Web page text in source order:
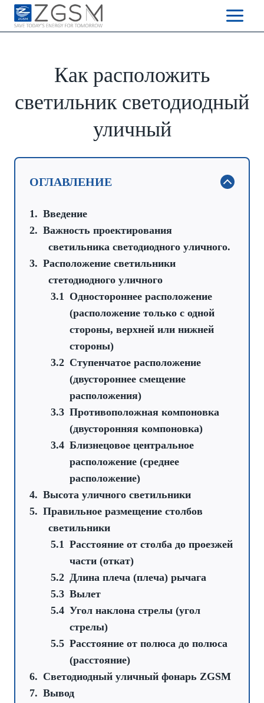
Skip
Как расположить
светильник светодиодный
уличный
ОГЛАВЛЕНИЕ
Введение
Важность проектирования
светильника светодиодного уличного.
Расположение светильники
стетодиодного уличного
Одностороннее расположение
(расположение только с одной
стороны, верхней или нижней
стороны)
Ступенчатое расположение
(двустороннее смещение
расположения)
Противоположная компоновка
(двусторонняя компоновка)
Близнецовое центральное
расположение (среднее
расположение)
Высота уличного светильники
Правильное размещение столбов
светильники
Расстояние от столба до проезжей
части (откат)
Длина плеча (плеча) рычага
Вылет
Угол наклона стрелы (угол
стрелы)
Расстояние от полюса до полюса
(расстояние)
Светодиодный уличный фонарь ZGSM
Вывод